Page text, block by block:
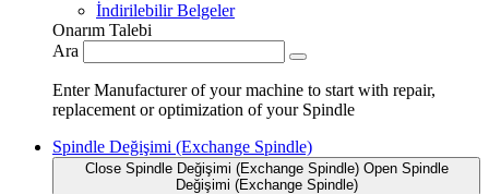
İndirilebilir Belgeler
Onarım Talebi
Ara
Enter Manufacturer of your machine to start with repair,
replacement or optimization of your Spindle
Spindle Değişimi (Exchange Spindle)
Close Spindle Değişimi (Exchange Spindle) Open Spindle
Değişimi (Exchange Spindle)